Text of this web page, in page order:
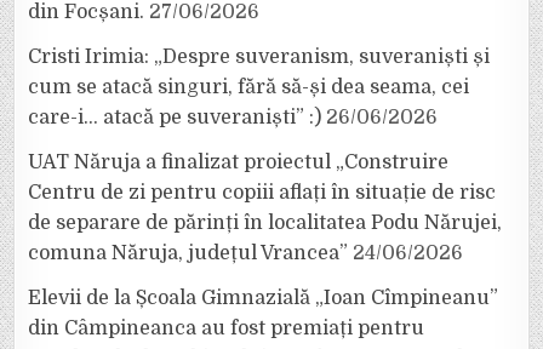
din Focșani. 27/06/2026
Cristi Irimia: „Despre suveranism, suveraniști și
cum se atacă singuri, fără să-și dea seama, cei
care-i… atacă pe suveraniști” :) 26/06/2026
UAT Năruja a finalizat proiectul „Construire
Centru de zi pentru copiii aflați în situație de risc
de separare de părinți în localitatea Podu Nărujei,
comuna Năruja, județul Vrancea” 24/06/2026
Elevii de la Școala Gimnazială „Ioan Cîmpineanu”
din Câmpineanca au fost premiați pentru